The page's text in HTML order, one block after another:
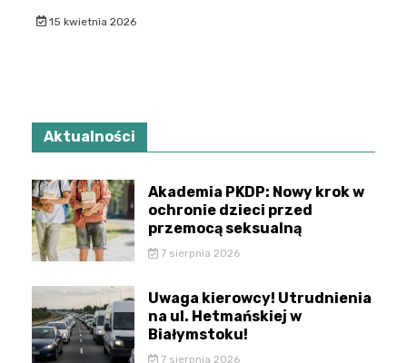
15 kwietnia 2026
Aktualności
Akademia PKDP: Nowy krok w
ochronie dzieci przed
przemocą seksualną
7 sierpnia 2026
Uwaga kierowcy! Utrudnienia
na ul. Hetmańskiej w
Białymstoku!
7 sierpnia 2026